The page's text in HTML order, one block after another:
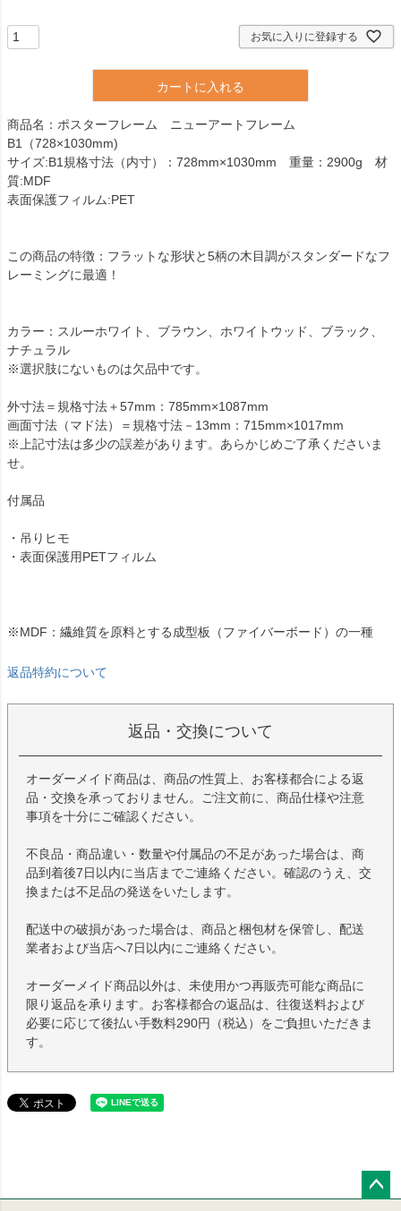
お気に入りに登録する
カートに入れる
商品名：ポスターフレーム ニューアートフレーム
B1（728×1030mm)
サイズ:B1規格寸法（内寸）：728mm×1030mm 重量：2900g 材
質:MDF
表面保護フィルム:PET
この商品の特徴：フラットな形状と5柄の木目調がスタンダードなフ
レーミングに最適！
カラー：スルーホワイト、ブラウン、ホワイトウッド、ブラック、
ナチュラル
※選択肢にないものは欠品中です。
外寸法＝規格寸法＋57mm：785mm×1087mm
画面寸法（マド法）＝規格寸法－13mm：715mm×1017mm
※上記寸法は多少の誤差があります。あらかじめご了承くださいま
せ。
付属品
・吊りヒモ
・表面保護用PETフィルム
※MDF：繊維質を原料とする成型板（ファイバーボード）の一種
返品特約について
返品・交換について
オーダーメイド商品は、商品の性質上、お客様都合による返
品・交換を承っておりません。ご注文前に、商品仕様や注意
事項を十分にご確認ください。
不良品・商品違い・数量や付属品の不足があった場合は、商
品到着後7日以内に当店までご連絡ください。確認のうえ、交
換または不足品の発送をいたします。
配送中の破損があった場合は、商品と梱包材を保管し、配送
業者および当店へ7日以内にご連絡ください。
オーダーメイド商品以外は、未使用かつ再販売可能な商品に
限り返品を承ります。お客様都合の返品は、往復送料および
必要に応じて後払い手数料290円（税込）をご負担いただきま
す。